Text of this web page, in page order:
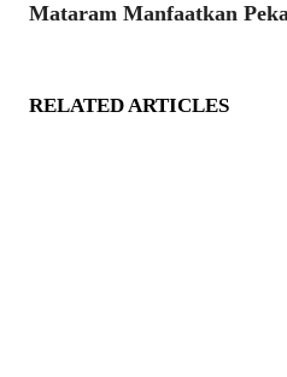
Mataram Manfaatkan
RELATED ARTICLES